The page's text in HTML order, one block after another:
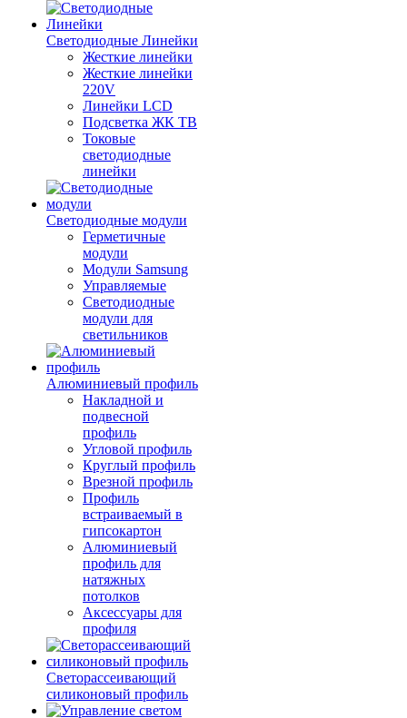
Светодиодные Линейки
Жесткие линейки
Жесткие линейки
220V
Линейки LCD
Подсветка ЖК ТВ
Токовые
светодиодные
линейки
Светодиодные модули
Герметичные
модули
Модули Samsung
Управляемые
Светодиодные
модули для
светильников
Алюминиевый профиль
Накладной и
подвесной
профиль
Угловой профиль
Круглый профиль
Врезной профиль
Профиль
встраиваемый в
гипсокартон
Алюминиевый
профиль для
натяжных
потолков
Аксессуары для
профиля
Светорассеивающий
силиконовый профиль